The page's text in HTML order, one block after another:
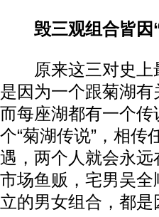
毁三观组合皆因
原来这三对史上
是因为一个跟菊湖有
而每座湖都有一个
个“菊湖传说”，相
遇，两个人就会永
市场鱼贩，宅男吴
立的男女组合，都是